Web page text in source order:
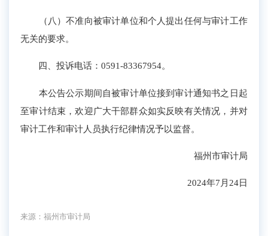
（八）不准向被审计单位和个人提出任何与审计工作
无关的要求。
四、投诉电话：0591-83367954。
本公告公示期间自被审计单位接到审计通知书之日起
至审计结束，欢迎广大干部群众如实反映有关情况，并对
审计工作和审计人员执行纪律情况予以监督。
福州市审计局
2024年7 月 24日
来源：福州市审计局